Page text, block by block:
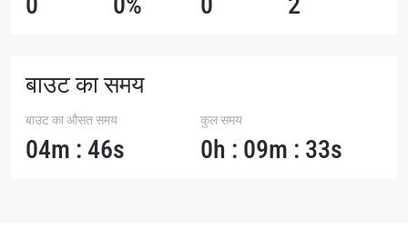
बाउट का समय
बाउट का औसत समय
04m : 46s
कुल समय
0h : 09m : 33s